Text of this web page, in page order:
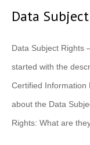
Data
Data Subject Rights
started with the
Certified Information
about the Data
Rights: What are